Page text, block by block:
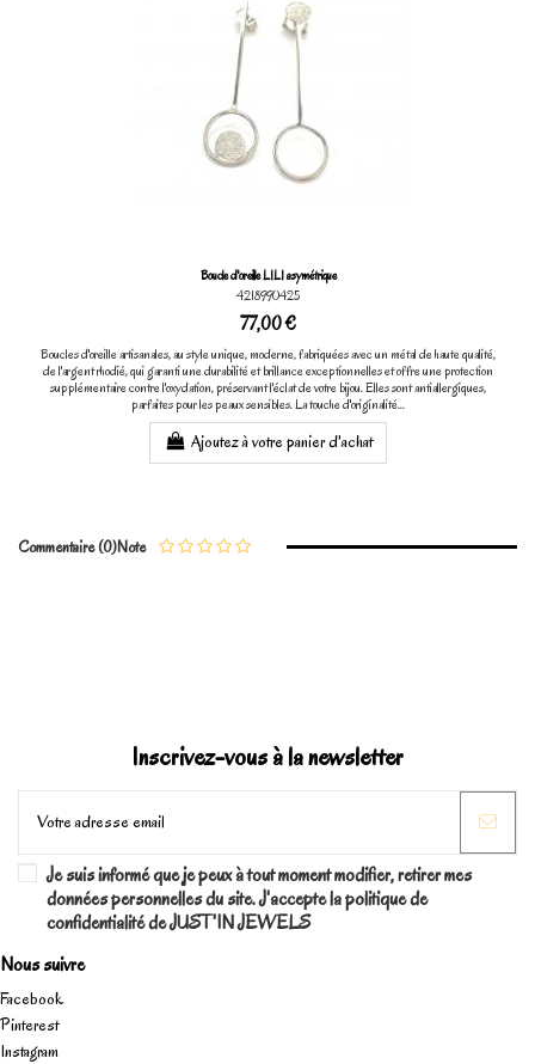
Boucle d'oreille LILI asymétrique
4218990425
77,00 €
Boucles d'oreille artisanales, au style unique, moderne, fabriquées avec un métal de haute qualité,
de l'argent rhodié, qui garanti une durabilité et brillance exceptionnelles et offre une protection
supplémentaire contre l'oxydation, préservant l'éclat de votre bijou. Elles sont antiallergiques,
parfaites pour les peaux sensibles. La touche d'originalité...
Ajoutez à votre panier d'achat
Note
Commentaire (0)
Inscrivez-vous à la newsletter
Je suis informé que je peux à tout moment modifier, retirer mes
données personnelles du site. J'accepte la politique de
confidentialité de JUST'IN JEWELS
Nous suivre
Facebook
Pinterest
Instagram